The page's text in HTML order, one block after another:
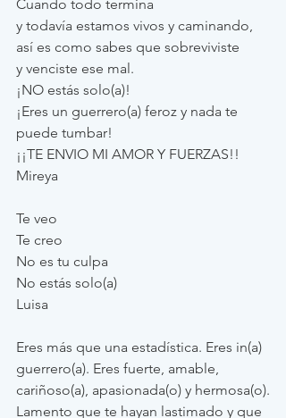
Cuando todo termina
y todavía estamos vivos y caminando,
así es como sabes que sobreviviste
y venciste ese mal.
¡NO estás solo(a)!
¡Eres un guerrero(a) feroz y nada te
puede tumbar!
¡¡TE ENVIO MI AMOR Y FUERZAS!!
Mireya
Te veo
Te creo
No es tu culpa
No estás solo(a)
Luisa
Eres más que una estadística. Eres in(a)
guerrero(a). Eres fuerte, amable,
cariñoso(a), apasionada(o) y hermosa(o).
Lamento que te hayan lastimado y que